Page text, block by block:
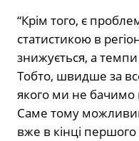
“Крім того, є
статистикою в
знижується, а темпи
Тобто, швидше за
якого ми не бачимо
Саме тому
вже в кінці